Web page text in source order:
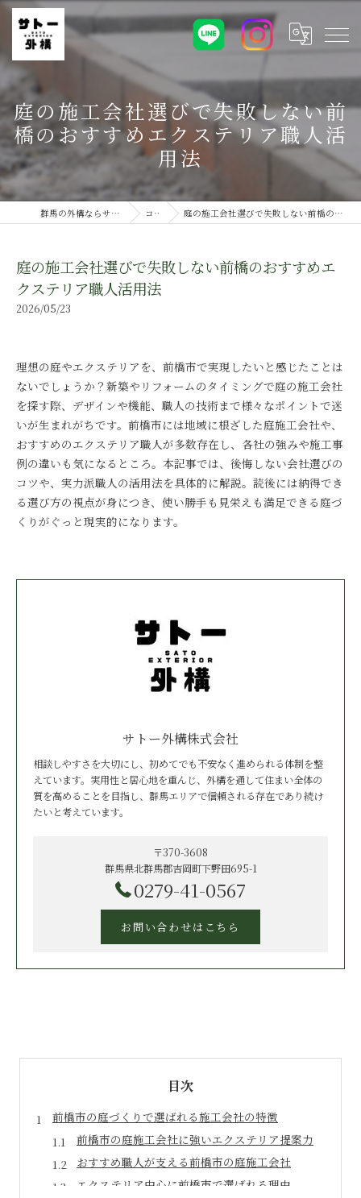
庭の施工会社選びで失敗しない前
橋のおすすめエクステリア職人活
用法
群馬の外構ならサトー外構株式会社 コラム 庭の施工会社選びで失敗しない前橋のおすすめエクステリア職人活用法
庭の施工会社選びで失敗しない前橋のおすすめエ
クステリア職人活用法
2026/05/23
理想の庭やエクステリアを、前橋市で実現したいと感じたことは
ないでしょうか？新築やリフォームのタイミングで庭の施工会社
を探す際、デザインや機能、職人の技術まで様々なポイントで迷
いが生まれがちです。前橋市には地域に根ざした庭施工会社や、
おすすめのエクステリア職人が多数存在し、各社の強みや施工事
例の違いも気になるところ。本記事では、後悔しない会社選びの
コツや、実力派職人の活用法を具体的に解説。読後には納得でき
る選び方の視点が身につき、使い勝手も見栄えも満足できる庭づ
くりがぐっと現実的になります。
サトー外構株式会社
相談しやすさを大切にし、初めてでも不安なく進められる体制を整
えています。実用性と居心地を重んじ、外構を通して住まい全体の
質を高めることを目指し、群馬エリアで信頼される存在であり続け
たいと考えています。
〒370-3608
群馬県北群馬郡吉岡町下野田695-1
0279-41-0567
お問い合わせはこちら
目次
前橋市の庭づくりで選ばれる施工会社の特徴
前橋市の庭施工会社に強いエクステリア提案力
おすすめ職人が支える前橋市の庭施工会社
エクステリア中心に前橋市で選ばれる理由